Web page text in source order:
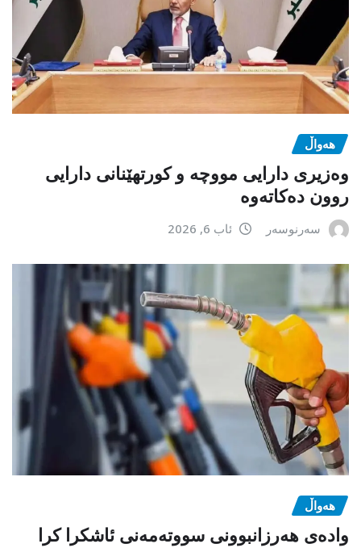
هەواڵ
وەزیری دارایی مووچە و کورتهێنانی دارایی
روون دەکاتەوە
سەرنوسەر ئاب 6, 2026
هەواڵ
وادەی هەرزانبوونی سووتەمەنی ئاشکرا کرا